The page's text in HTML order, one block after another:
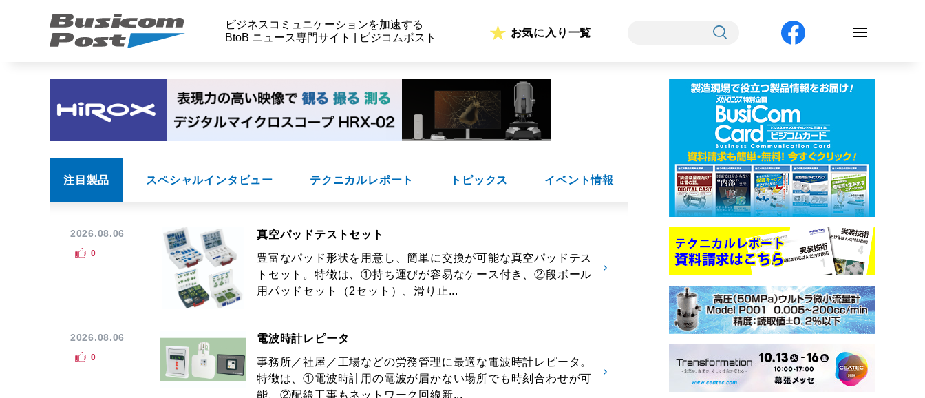
ビジネスコミュニケーションを加速する
BtoB ニュース専門サイト | ビジコムポスト
お気に入り一覧
注目製品 スペシャルインタビュー テクニカルレポート トピックス イベント情報
2026.08.06
真空パッドテストセット
豊富なパッド形状を用意し、簡単に交換が可能な真空パッドテス
トセット。特徴は、①持ち運びが容易なケース付き、②段ボール
用パッドセット（2セット）、滑り止...
0
2026.08.06
電波時計レピータ
事務所／社屋／工場などの労務管理に最適な電波時計レピータ。
特徴は、①電波時計用の電波が届かない場所でも時刻合わせが可
能、②配線工事もネットワーク回線新...
0